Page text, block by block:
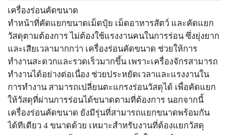
เครื่องร่อนคัดขนาด
ทำหน้าที่คัดแยกขนาดเม็ดปุ๋ย เม็ดอาหารสัตว์ และคัดแยก
วัสดุตามต้องการ ไม่ต้องใช้แรงงานคนในการร่อน ซึ่งยุ่งยาก
และเสียเวลามากกว่า เครื่องร่อนคัดขนาด ช่วยให้การ
ทำงานสะดวกและรวดเร็วมากขึ้น เพราะเครื่องจักรสามารถ
ทำงานได้อย่างต่อเนื่อง ช่วยประหยัดเวลาและแรงงานใน
การทำงาน สามารถเปลี่ยนตะแกรงร่อนวัสดุได้ เพื่อคัดแยก
ให้วัสดุที่ผ่านการร่อนได้ขนาดตามที่ต้องการ นอกจากนี้
เครื่องร่อนคัดขนาด ยังมีรุ่นที่สามารถแยกขนาดพร้อมกัน
ได้ทีเดียว 4 ขนาดด้วย เหมาะสำหรับงานที่ต้องแยกวัสดุ